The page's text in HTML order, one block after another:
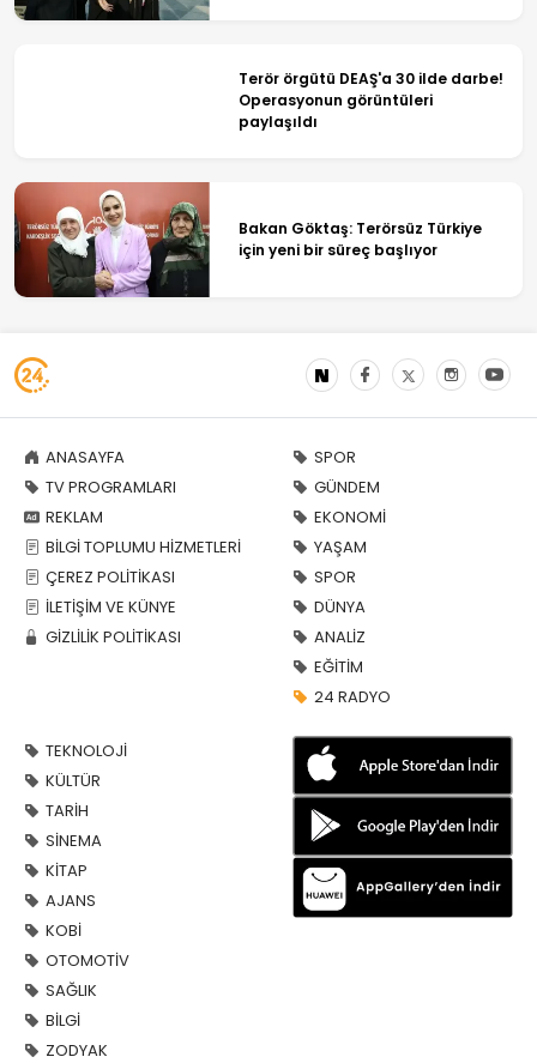
Terör örgütü DEAŞ'a 30 ilde darbe!
Operasyonun görüntüleri
paylaşıldı
Bakan Göktaş: Terörsüz Türkiye
için yeni bir süreç başlıyor
ANASAYFA
TV PROGRAMLARI
REKLAM
BİLGİ TOPLUMU HİZMETLERİ
ÇEREZ POLİTİKASI
İLETİŞİM VE KÜNYE
GİZLİLİK POLİTİKASI
SPOR
GÜNDEM
EKONOMİ
YAŞAM
SPOR
DÜNYA
ANALİZ
EĞİTİM
24 RADYO
TEKNOLOJİ
KÜLTÜR
TARİH
SİNEMA
KİTAP
AJANS
KOBİ
OTOMOTİV
SAĞLIK
BİLGİ
ZODYAK